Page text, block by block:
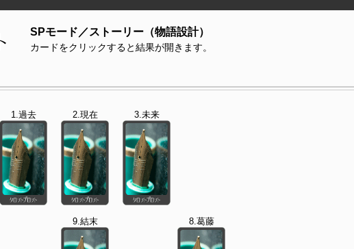
SPモード／ストーリー（物語設計）
カードをクリックすると結果が開きます。
1.過去 2.現在 3.未来
9.結末 8.葛藤